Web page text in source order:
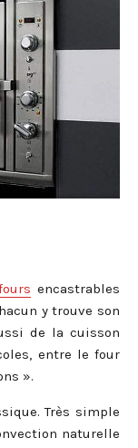
encastrables
y trouve son
de la cuisson
entre le four
».
Très simple
naturelle